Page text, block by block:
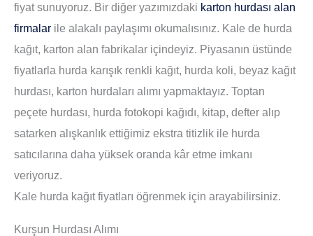
fiyat sunuyoruz. Bir diğer yazımızdaki karton hurdası alan
firmalar ile alakalı paylaşımı okumalısınız. Kale de hurda
kağıt, karton alan fabrikalar içindeyiz. Piyasanın üstünde
fiyatlarla hurda karışık renkli kağıt, hurda koli, beyaz kağıt
hurdası, karton hurdaları alımı yapmaktayız. Toptan
peçete hurdası, hurda fotokopi kağıdı, kitap, defter alıp
satarken alışkanlık ettiğimiz ekstra titizlik ile hurda
satıcılarına daha yüksek oranda kâr etme imkanı
veriyoruz.
Kale hurda kağıt fiyatları öğrenmek için arayabilirsiniz.
Kurşun Hurdası Alımı